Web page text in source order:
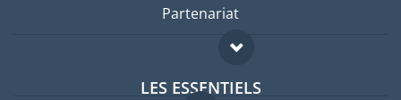
Partenariat
LES ESSENTIELS